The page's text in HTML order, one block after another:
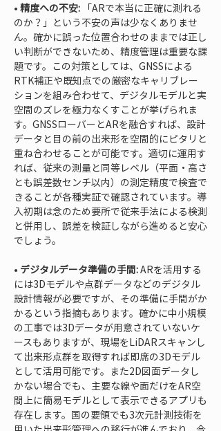
• 精度への不安: 「ARで本当に正確に測れる
のか？」という不安の声は少なくありませ
ん。確かに誤った位置合わせのままでは正し
い判断ができないため、精度管理は重要な課
題です。この対策としては、GNSSによる
RTK補正や既知点での厳密なキャリブレー
ションを組み合わせて、デジタルモデルと実
空間のズレを極力なくすことが挙げられま
す。GNSSローバーとARを融合すれば、設計
データと目の前の出来形を空間的にピタリと
重ね合わせることが可能です。適切に運用す
れば、従来の測量と同等レベル（平面・高さ
とも誤差数センチ以内）の測定精度で検査で
きることが各種実証で確認されています。導
入初期は念のため要所で従来手法による検測
と併用し、誤差を検証しながら進めると安心
• デジタルデータ準備の手間: ARを活用する
には3Dモデルや点群データなどのデジタル
設計情報が必要ですが、その準備に手間がか
かるという指摘もあります。確かに中小規模
の工事では3Dデータが用意されていないケ
ースもありますが、現場をLiDARスキャンし
て出来形点群を取得すれば即席の3Dモデル
として活用可能です。また2D図面データし
かない場合でも、主要な線や面だけをAR空
間上に簡易モデルとして表示できるアプリも
存在します。国の要領でも3次元計測技術を